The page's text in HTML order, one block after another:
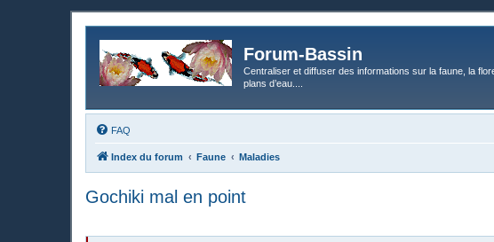
Forum-Bassin
Centraliser et diffuser des informations sur la faune, la
plans d’eau....
FAQ
Index du forum Faune Maladies
Gochiki mal en point